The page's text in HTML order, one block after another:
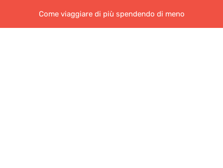
Come viaggiare di più spendendo di meno